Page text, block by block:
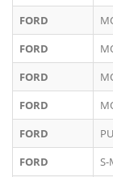
FORD
FORD
FORD
FORD
FORD
FORD
S-